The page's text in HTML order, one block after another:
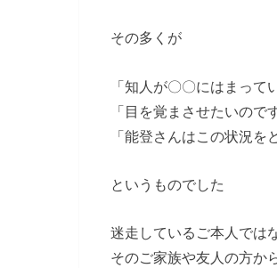
その多くが
「知人が〇〇にはまっ
「目を覚まさせたいので
「能登さんはこの状況を
というものでした
迷走しているご本人では
そのご家族や友人の方か